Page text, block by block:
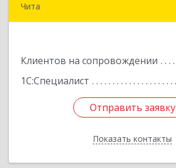
Чита
Клиентов на сопровождении
1С:Специалист
Отправить заявку
Показать контакты
Отправить заявку
Назад